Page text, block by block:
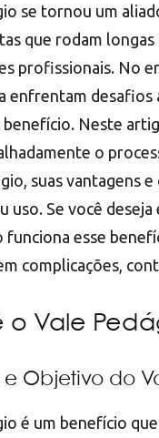
se tornou um
que rodam longas
profissionais. No
enfrentam
benefício. Neste
o
suas vantagens
uso. Se você
funciona esse
complicações,
o Vale
e Objetivo do
é um benefício